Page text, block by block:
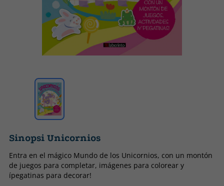
Sinopsi Unicornios
Entra en el mágico Mundo de los Unicornios, con un montón
de juegos para completar, imágenes para colorear y
ípegatinas para decorar!